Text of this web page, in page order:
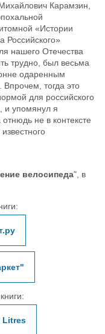
Карамзин,
«Истории
Российского»
нашего Отечества
трудно, был весьма
одаренным
Впрочем, тогда это
для российского
и упомянул я
не в контексте
велосипеда", в
Litres